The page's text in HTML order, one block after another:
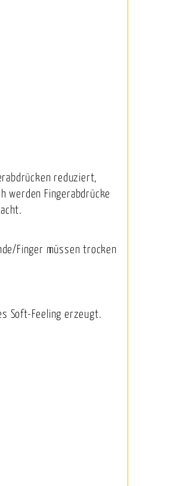
reduziert,
werden Fingerabdrücke
Finger müssen trocken
Soft-Feeling erzeugt.